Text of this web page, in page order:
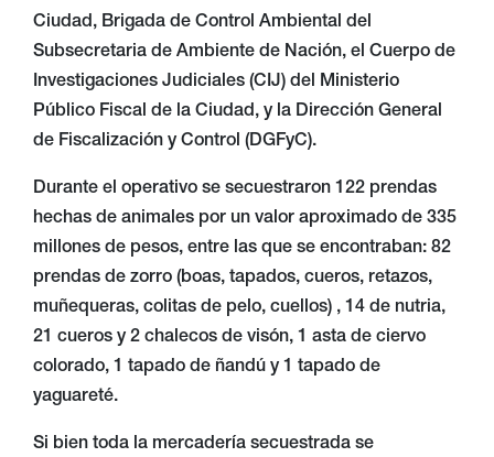
Ciudad, Brigada de Control Ambiental del
Subsecretaria de Ambiente de Nación, el Cuerpo de
Investigaciones Judiciales (CIJ) del Ministerio
Público Fiscal de la Ciudad, y la Dirección General
de Fiscalización y Control (DGFyC).
Durante el operativo se secuestraron 122 prendas
hechas de animales por un valor aproximado de 335
millones de pesos, entre las que se encontraban: 82
prendas de zorro (boas, tapados, cueros, retazos,
muñequeras, colitas de pelo, cuellos) , 14 de nutria,
21 cueros y 2 chalecos de visón, 1 asta de ciervo
colorado, 1 tapado de ñandú y 1 tapado de
yaguareté.
Si bien toda la mercadería secuestrada se